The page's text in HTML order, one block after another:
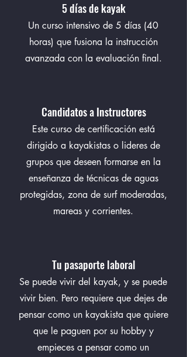
5 días de kayak
Un curso intensivo de 5 días (40
horas) que fusiona la instrucción
avanzada con la evaluación final.
Candidatos a Instructores
Este curso de certificación está
dirigido a kayakistas o lideres de
grupos que deseen formarse en la
enseñanza de técnicas de aguas
protegidas, zona de surf moderadas,
mareas y corrientes.
Tu pasaporte laboral
Se puede vivir del kayak, y se puede
vivir bien. Pero requiere que dejes de
pensar como un kayakista que quiere
que le paguen por su hobby y
empieces a pensar como un